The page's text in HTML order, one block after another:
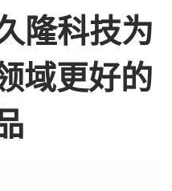
隆科技为
域更好的